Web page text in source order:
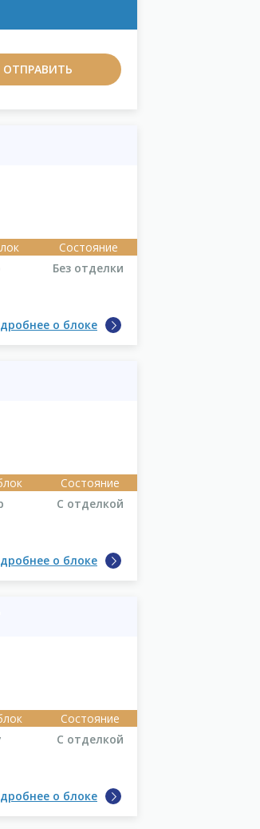
Состояние
Без отделки
о блоке
Состояние
С отделкой
о блоке
Состояние
С отделкой
о блоке